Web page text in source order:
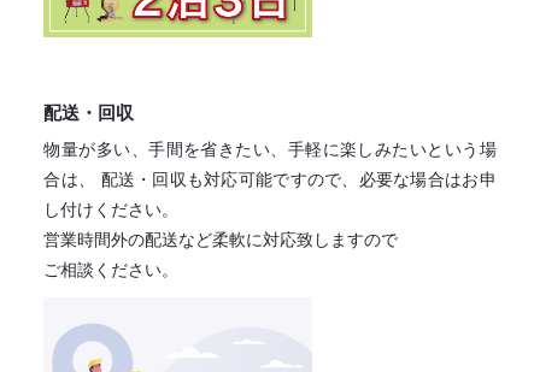
配送・回収
物量が多い、手間を省きたい、手軽に楽しみたいという場
合は、
配送・回収も対応可能ですので、必要な場合はお申
し付けください。
営業時間外の配送など柔軟に対応致しますので
ご相談ください。